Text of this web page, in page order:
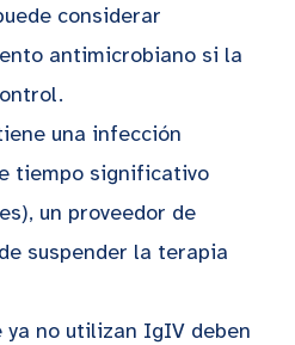
considerar
antimicrobiano si la
una infección
tiempo significativo
un proveedor de
suspender la terapia
ya no utilizan IgIV deben